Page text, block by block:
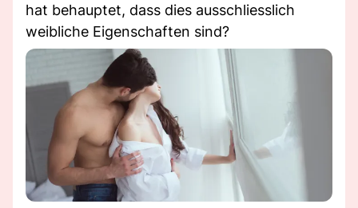
hat behauptet, dass dies ausschliesslich
weibliche Eigenschaften sind?